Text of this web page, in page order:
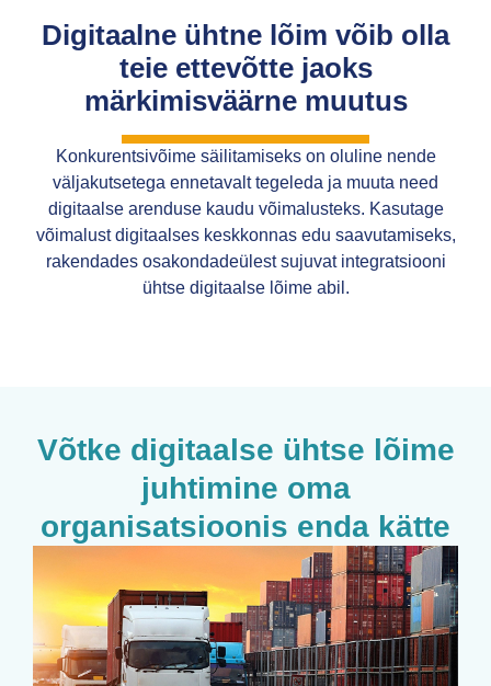
Digitaalne ühtne lõim võib olla
teie ettevõtte jaoks
märkimisväärne muutus
Konkurentsivõime säilitamiseks on oluline nende
väljakutsetega ennetavalt tegeleda ja muuta need
digitaalse arenduse kaudu võimalusteks. Kasutage
võimalust digitaalses keskkonnas edu saavutamiseks,
rakendades osakondadeülest sujuvat integratsiooni
ühtse digitaalse lõime abil.
Võtke digitaalse ühtse lõime
juhtimine oma
organisatsioonis enda kätte